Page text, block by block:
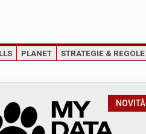
PLANET STRATEGIE & REGOLE
NOVITÀ